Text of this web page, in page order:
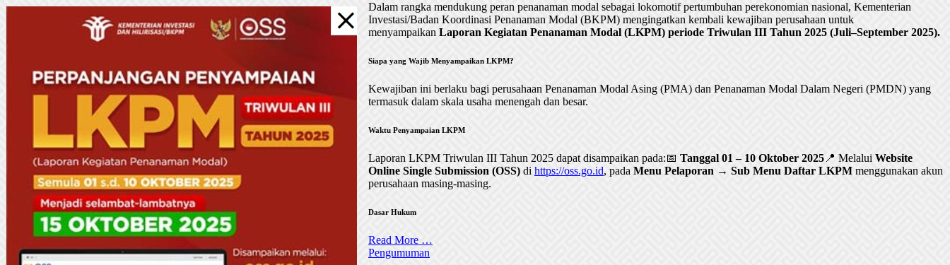
Dalam rangka mendukung peran penanaman modal sebagai lokomotif pertumbuhan perekonomian nasional, Kementerian
Investasi/Badan Koordinasi Penanaman Modal (BKPM) mengingatkan kembali kewajiban perusahaan untuk
menyampaikan Laporan Kegiatan Penanaman Modal (LKPM) periode Triwulan III Tahun 2025 (Juli–September 2025).
Siapa yang Wajib Menyampaikan LKPM?
Kewajiban ini berlaku bagi perusahaan Penanaman Modal Asing (PMA) dan Penanaman Modal Dalam Negeri (PMDN) yang
termasuk dalam skala usaha menengah dan besar.
Waktu Penyampaian LKPM
Laporan LKPM Triwulan III Tahun 2025 dapat disampaikan pada:📅 Tanggal 01 – 10 Oktober 2025 📍 Melalui Website
Online Single Submission (OSS) di https://oss.go.id, pada Menu Pelaporan → Sub Menu Daftar LKPM menggunakan akun
perusahaan masing-masing.
Dasar Hukum
Read More …
Pengumuman